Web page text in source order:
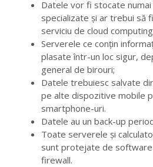
Datele vor fi stocate
specializate și ar trebui să
serviciu de cloud
Serverele ce conțin
plasate într-un loc sigur,
general de birouri;
Datele trebuiesc salvate
pe alte dispozitive mobile
smartphone-uri.
Datele au un back-up
Toate serverele și
sunt protejate de software
firewall.